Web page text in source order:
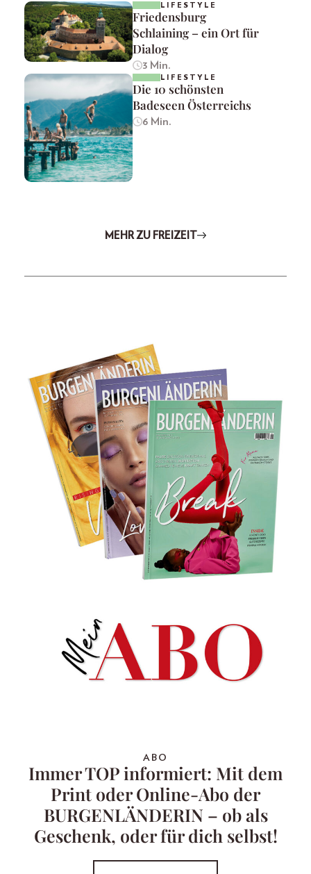
LIFESTYLE
Friedensburg
Schlaining – ein Ort für
Dialog
3 Min.
LIFESTYLE
Die 10 schönsten
Badeseen Österreichs
6 Min.
MEHR ZU FREIZEIT
ABO
Immer TOP informiert: Mit dem
Print oder Online-Abo der
BURGENLÄNDERIN – ob als
Geschenk, oder für dich selbst!